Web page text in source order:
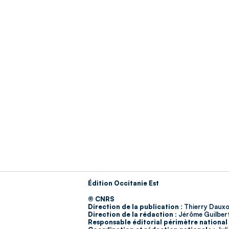
Édition Occitanie Est
© CNRS
Direction de la publication : Thierry
Direction de la rédaction : Jérôme
Responsable éditorial périmètre national